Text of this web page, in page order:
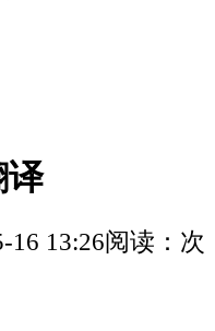
译
16 13:26阅读： 次